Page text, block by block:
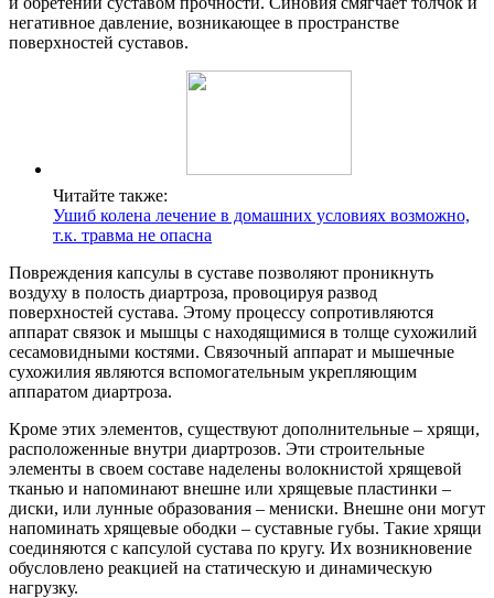
негативное давление, возникающее в пространстве
поверхностей суставов.
Читайте также:
Ушиб колена лечение в домашних условиях возможно,
т.к. травма не опасна
Повреждения капсулы в суставе позволяют проникнуть
воздуху в полость диартроза, провоцируя развод
поверхностей сустава. Этому процессу сопротивляются
аппарат связок и мышцы с находящимися в толще сухожилий
сесамовидными костями. Связочный аппарат и мышечные
сухожилия являются вспомогательным укрепляющим
аппаратом диартроза.
Кроме этих элементов, существуют дополнительные – хрящи,
расположенные внутри диартрозов. Эти строительные
элементы в своем составе наделены волокнистой хрящевой
тканью и напоминают внешне или хрящевые пластинки –
диски, или лунные образования – мениски. Внешне они могут
напоминать хрящевые ободки – суставные губы. Такие хрящи
соединяются с капсулой сустава по кругу. Их возникновение
обусловлено реакцией на статическую и динамическую
нагрузку.